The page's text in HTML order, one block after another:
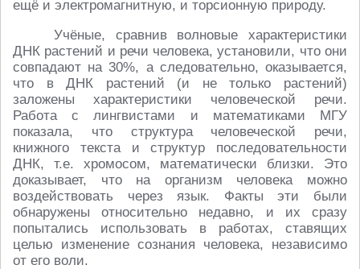
ещё и электромагнитную, и торсионную природу.
Учёные, сравнив волновые характеристики
ДНК растений и речи человека, установили, что они
совпадают на 30%, а следовательно, оказывается,
что в ДНК растений (и не только растений)
заложены характеристики человеческой речи.
Работа с лингвистами и математиками МГУ
показала, что структура человеческой речи,
книжного текста и структур последовательности
ДНК, т.е. хромосом, математически близки. Это
доказывает, что на организм человека можно
воздействовать через язык. Факты эти были
обнаружены относительно недавно, и их сразу
попытались использовать в работах, ставящих
целью изменение сознания человека, независимо
от его воли.